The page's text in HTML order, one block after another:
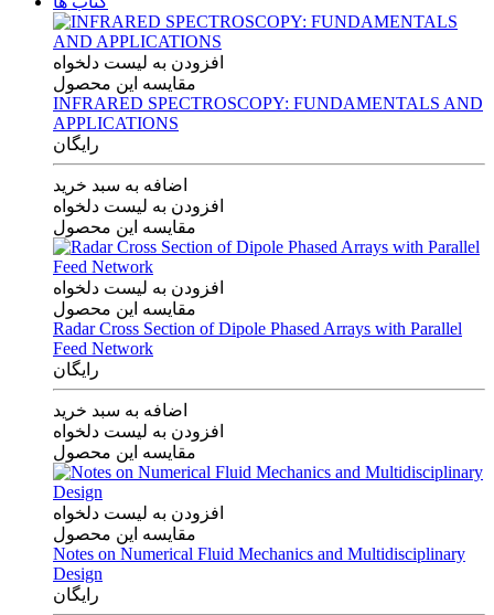
افزودن به لیست دلخواه
مقایسه این محصول
INFRARED SPECTROSCOPY: FUNDAMENTALS AND
APPLICATIONS
رایگان
اضافه به سبد خرید
افزودن به لیست دلخواه
مقایسه این محصول
افزودن به لیست دلخواه
مقایسه این محصول
Radar Cross Section of Dipole Phased Arrays with Parallel
Feed Network
رایگان
اضافه به سبد خرید
افزودن به لیست دلخواه
مقایسه این محصول
افزودن به لیست دلخواه
مقایسه این محصول
Notes on Numerical Fluid Mechanics and Multidisciplinary
Design
رایگان